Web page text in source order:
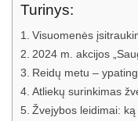
Turinys:
Visuomenės
2024 m. akcijos
Reidų metu –
Atliekų surinkimas
Žvejybos leidimai: